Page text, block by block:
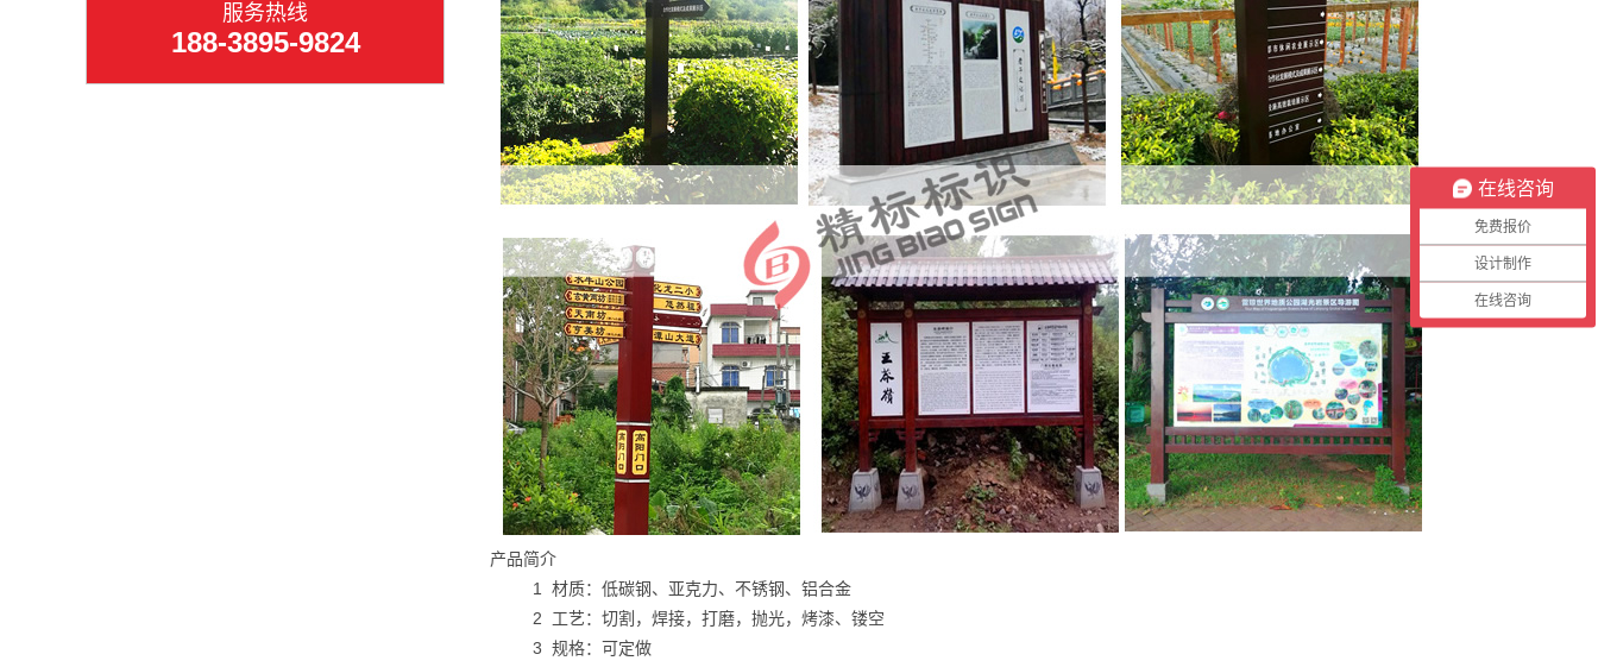
服务热线
188-3895-9824
产品简介
1 材质：低碳钢、亚克力、不锈钢、铝合金
2 工艺：切割，焊接，打磨，抛光，烤漆、镂空
3 规格：可定做
在线咨询
免费报价
设计制作
在线咨询